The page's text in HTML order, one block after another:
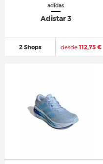
adidas
Adistar 3
2 Shops desde112,75 €